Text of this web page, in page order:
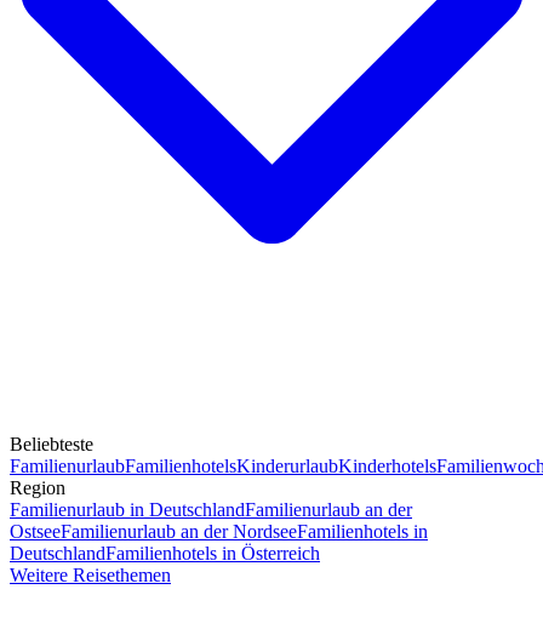
Beliebteste
FamilienurlaubFamilienhotelsKinderurlaubKinderhotels
Region
Familienurlaub in DeutschlandFamilienurlaub an der
OstseeFamilienurlaub an der NordseeFamilienhotels in
DeutschlandFamilienhotels in Österreich
Weitere Reisethemen